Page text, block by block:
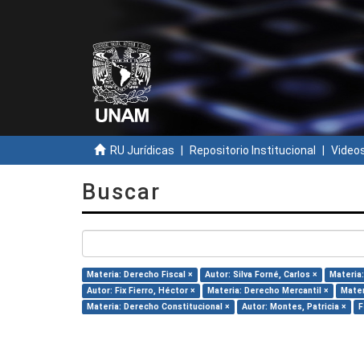
RU Jurídicas Repositorio Institucional
Buscar
Materia: Derecho Fiscal × Autor: Silva Forné, Carlos ×
Autor: Fix Fierro, Héctor ×
Materia: Derecho Mercantil ×
Materia: Derecho Constitucional ×
Autor: Montes, Patricia ×